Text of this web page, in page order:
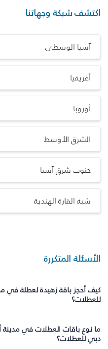
اكتشف شبكة وجهاتنا
آسيا الوسطى
أفريقيا
أوروبا
الشرق الأوسط
جنوب شرق آسيا
شبه القارة الهندية
الأسئلة المتكررة
كيف أحجز باقة زهيدة لعطلة في
للعطلات؟
ما نوع باقات العطلات في مدينة
دبي للعطلات؟